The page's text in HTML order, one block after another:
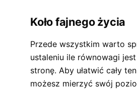
Koło fajnego życia
Przede wszystkim warto
ustaleniu ile równowagi
stronę. Aby ułatwić cały
możesz mierzyć swój